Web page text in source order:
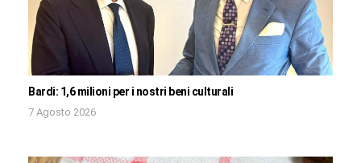
Bardi: 1,6 milioni per i nostri beni culturali
7 Agosto 2026